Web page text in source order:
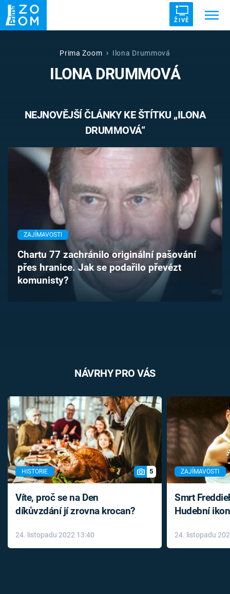
ŽIVĚ
ZRÁDCI UFO DRUHÁ SVĚTOVÁ VÁLKA
VETŘELCI DÁVNOVĚKU
Témata
TV Program
Časopis
Sledujte prima+
Prima Zoom Ilona Drummová
ILONA DRUMMOVÁ
NEJNOVĚJŠÍ ČLÁNKY KE ŠTÍTKU „ILONA
DRUMMOVÁ“
ZAJÍMAVOSTI
Chartu 77 zachránilo originální pašování
přes hranice. Jak se podařilo převézt
komunisty?
NÁVRHY PRO VÁS
HISTORIE 5
Víte, proč se na Den
díkůvzdání jí zrovna krocan?
24. listopadu 2022 13:40
ZAJÍMAVOSTI
Smrt
Hudební
léky
24. listopadu